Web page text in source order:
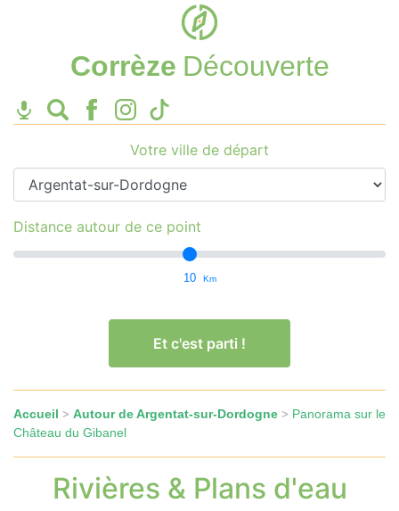
Corrèze Découverte
Votre ville de départ
Distance autour de ce point
10 Km
Et c'est parti !
Accueil > Autour de Argentat-sur-Dordogne > Panorama sur le
Château du Gibanel
Rivières & Plans d'eau